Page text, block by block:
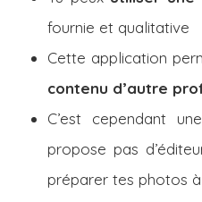
fournie et qualitative
Cette application
contenu d’autre
C’est cependant
propose pas
préparer tes photos à